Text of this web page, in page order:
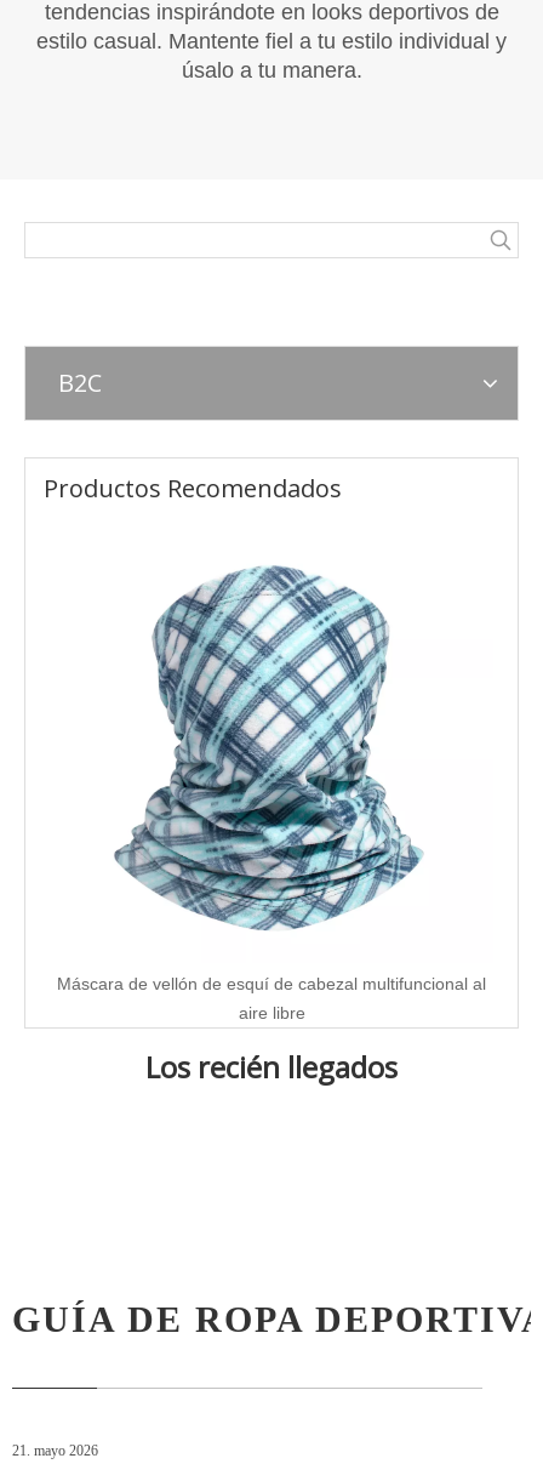
tendencias inspirándote en looks deportivos de
estilo casual. Mantente fiel a tu estilo individual y
úsalo a tu manera.
B2C
Productos Recomendados
Máscara de vellón de esquí de cabezal multifuncional al
aire libre
Los recién llegados
GUÍA DE ROPA
21. mayo 2026